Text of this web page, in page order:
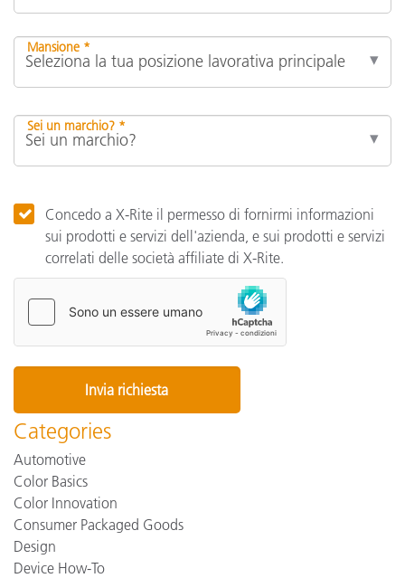
Mansione *
Sei un marchio? *
Concedo a X-Rite il permesso di fornirmi informazioni
sui prodotti e servizi dell'azienda, e sui prodotti e servizi
correlati delle società affiliate di X-Rite.
Categories
Automotive
Color Basics
Color Innovation
Consumer Packaged Goods
Design
Device How-To